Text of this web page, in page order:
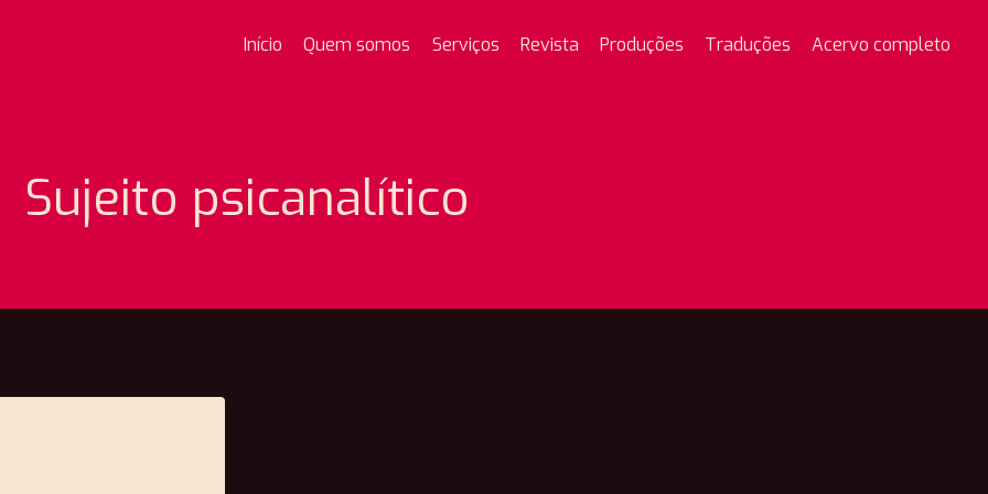
Início Quem somos Serviços Revista Produções Traduções Acervo completo
Sujeito psicanalítico